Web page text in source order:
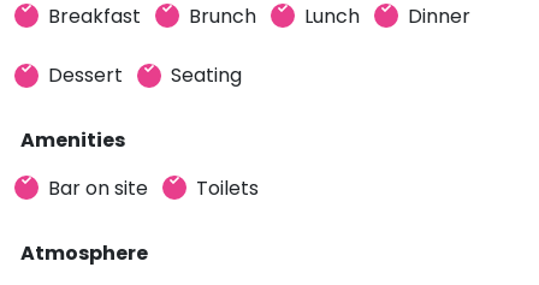
Breakfast
Brunch Lunch Dinner
Dessert Seating
Amenities
Bar on site
Toilets
Atmosphere